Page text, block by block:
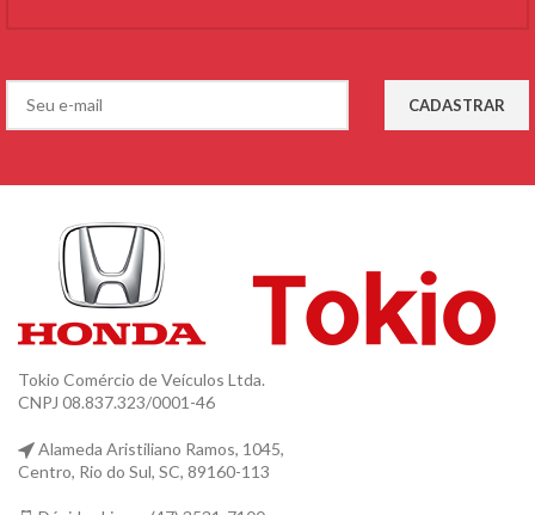
Tokio Comércio de Veículos Ltda.
CNPJ 08.837.323/0001-46
Alameda Aristiliano Ramos, 1045,
Centro, Rio do Sul, SC, 89160-113